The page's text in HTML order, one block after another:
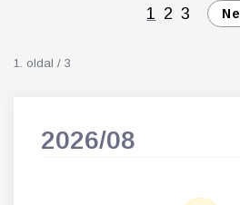
1 2 3
1. oldal / 3
2026/08